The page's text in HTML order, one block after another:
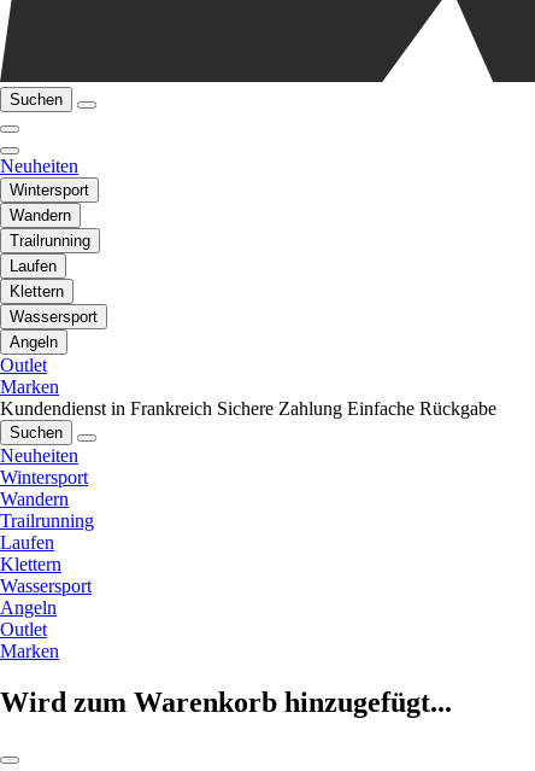
Suchen
Neuheiten
Wintersport
Wandern
Trailrunning
Laufen
Klettern
Wassersport
Angeln
Outlet
Marken
Kundendienst in Frankreich Sichere Zahlung Einfache Rückgabe
Suchen
Neuheiten
Wintersport
Wandern
Trailrunning
Laufen
Klettern
Wassersport
Angeln
Outlet
Marken
Wird zum Warenkorb hinzugefügt...